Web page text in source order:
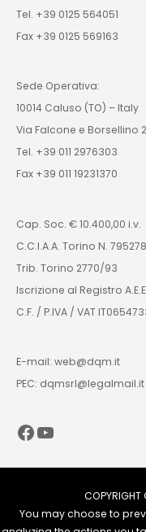
Tel. +39 0125 564051
Fax +39 0125 569163
Sede Operativa:
10014 Caluso (TO) – Italy
Via Falcone e Borsellino 2
Tel. +39 011 2976303
Fax +39 011 19231370
Cap. Soc. € 10.400,00 i.v.
C.C.I.A.A. Torino N. 795278
Trib. Torino 2770/93
Iscrizione al Registro
C.F. / P.IVA / VAT
E-mail: web@dqm.it
PEC: dqmsrl@legalmail.it
Facebook
YouTube
COPYRIGHT
You may choose to